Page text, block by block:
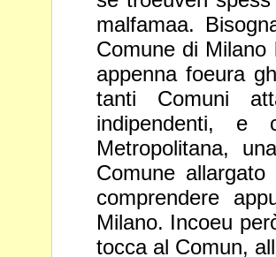
malfamaa.
Comune di
appenna foeura
tanti Comuni
indipendenti,
Metropolitana,
Comune
comprendere
Milano. Incoeu
tocca al Comun,